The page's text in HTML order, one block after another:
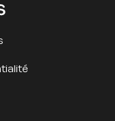
Cet été à